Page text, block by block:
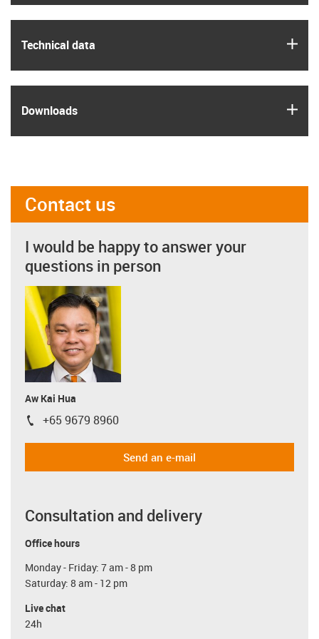
Technical data
Downloads
Contact us
I would be happy to answer your
questions in person
Aw Kai Hua
igus-icon-phone
+65 9679 8960
Send an e-mail
Consultation and delivery
Office hours
Monday - Friday: 7 am - 8 pm
Saturday: 8 am - 12 pm
Live chat
24h